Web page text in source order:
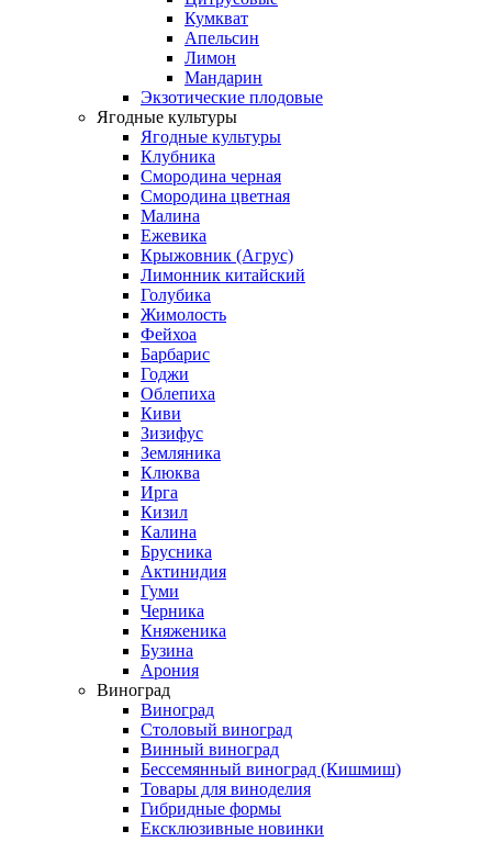
Кумкват
Апельсин
Лимон
Мандарин
Экзотические плодовые
Ягодные культуры
Ягодные культуры
Клубника
Смородина черная
Смородина цветная
Малина
Ежевика
Крыжовник (Агрус)
Лимонник китайский
Голубика
Жимолость
Фейхоа
Барбарис
Годжи
Облепиха
Киви
Зизифус
Земляника
Клюква
Ирга
Кизил
Калина
Брусника
Актинидия
Гуми
Черника
Княженика
Бузина
Арония
Виноград
Виноград
Столовый виноград
Винный виноград
Бессемянный виноград (Кишмиш)
Товары для виноделия
Гибридные формы
Ексклюзивные новинки